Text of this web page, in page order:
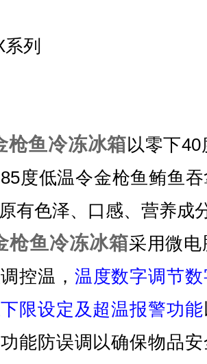
系列
枪鱼冷冻冰箱以零下40
度低温令金枪鱼鲔鱼
有色泽、口感、营养成
枪鱼冷冻冰箱采用微
控温， 温度数字调节
限设定及超温报警功能
能防误调以确保物品